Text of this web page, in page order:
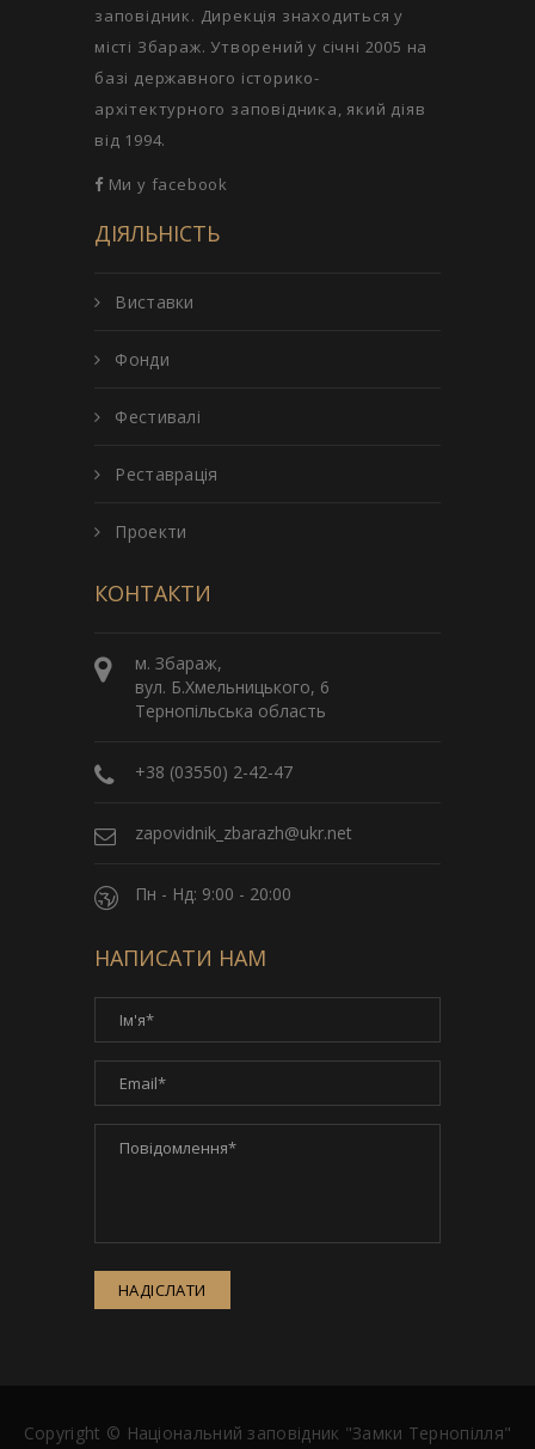
заповідник. Дирекція знаходиться у
місті Збараж. Утворений у січні 2005 на
базі державного історико-
архітектурного заповідника, який діяв
від 1994.
Ми у facebook
ДІЯЛЬНІСТЬ
Виставки
Фонди
Фестивалі
Реставрація
Проекти
КОНТАКТИ
м. Збараж,
вул. Б.Хмельницького, 6
Тернопільська область
+38 (03550) 2-42-47
zapovidnik_zbarazh@ukr.net
Пн - Нд: 9:00 - 20:00
НАПИСАТИ НАМ
НАДІСЛАТИ
Copyright © Національний заповідник "Замки Тернопілля"